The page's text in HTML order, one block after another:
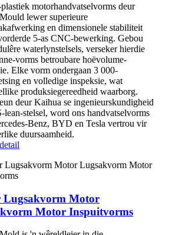
motorhandvatselvorms deur
lewer superieure
en dimensionele stabiliteit
5-as CNC-bewerking. Gebou
waterlynstelsels, verseker hierdie
vorms betroubare hoëvolume-
Elke vorm ondergaan 3 000-
en volledige inspeksie, wat
produksiegereedheid waarborg.
deur Kaihua se ingenieurskundigheid
lean-stelsel, word ons handvatselvorms
Benz, BYD en Tesla vertrou vir
duursaamheid.
detail
Lugsakvorm Motor
Motor Inspuitvorms